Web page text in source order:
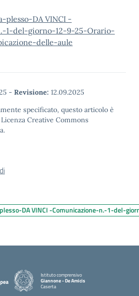
plesso-DA VINCI -
1-del-giorno-12-9-25-Orario-
delle-aule
- Revisione: 12.09.2025
specificato, questo articolo è
Creative Commons
DA VINCI -Comunicazione-n.-1-del-
Istituto comprensivo
Giannone - De Amicis
Caserta